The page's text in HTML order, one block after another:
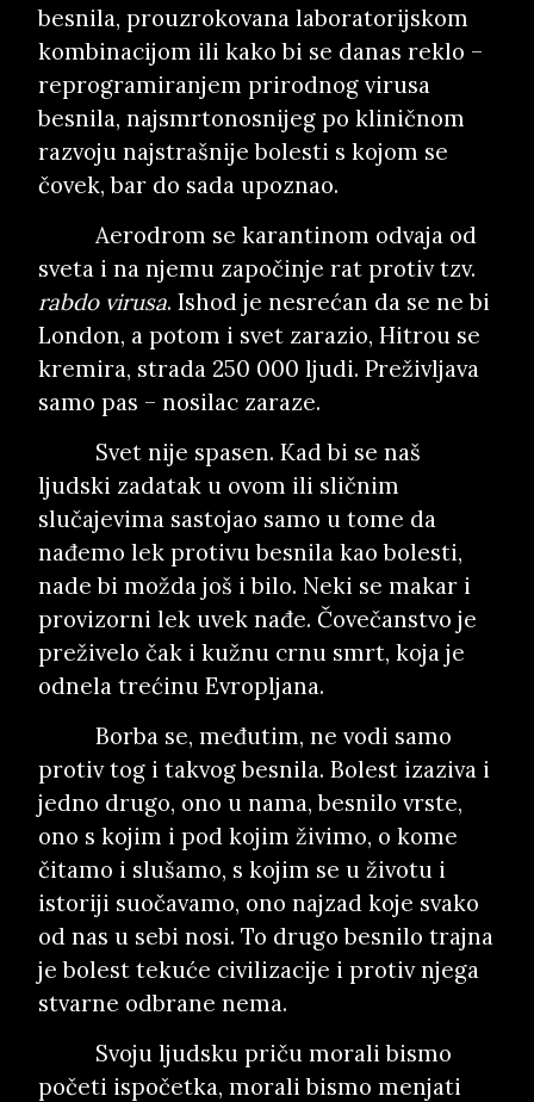
besnila, prouzrokovana laboratorijskom
kombinacijom ili kako bi se danas reklo –
reprogramiranjem prirodnog virusa
besnila, najsmrtonosnijeg po kliničnom
razvoju najstrašnije bolesti s kojom se
čovek, bar do sada upoznao.
Aerodrom se karantinom odvaja od
sveta i na njemu započinje rat protiv tzv.
rabdo virusa. Ishod je nesrećan da se ne bi
London, a potom i svet zarazio, Hitrou se
kremira, strada 250 000 ljudi. Preživljava
samo pas – nosilac zaraze.
Svet nije spasen. Kad bi se naš
ljudski zadatak u ovom ili sličnim
slučajevima sastojao samo u tome da
nađemo lek protivu besnila kao bolesti,
nade bi možda još i bilo. Neki se makar i
provizorni lek uvek nađe. Čovečanstvo je
preživelo čak i kužnu crnu smrt, koja je
odnela trećinu Evropljana.
Borba se, međutim, ne vodi samo
protiv tog i takvog besnila. Bolest izaziva i
jedno drugo, ono u nama, besnilo vrste,
ono s kojim i pod kojim živimo, o kome
čitamo i slušamo, s kojim se u životu i
istoriji suočavamo, ono najzad koje svako
od nas u sebi nosi. To drugo besnilo trajna
je bolest tekuće civilizacije i protiv njega
stvarne odbrane nema.
Svoju ljudsku priču morali bismo
početi ispočetka, morali bismo menjati